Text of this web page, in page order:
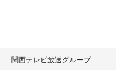
関西テレビ放送グループ